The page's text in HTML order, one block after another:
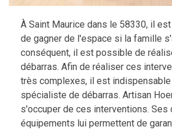
À Saint Maurice dans le 58330, il
de gagner de l'espace si la famille
conséquent, il est possible de
débarras. Afin de réaliser ces
très complexes, il est indispensable
spécialiste de débarras. Artisan
s'occuper de ces interventions.
équipements lui permettent de